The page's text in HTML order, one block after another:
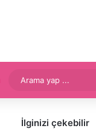
İlginizi çekebilir